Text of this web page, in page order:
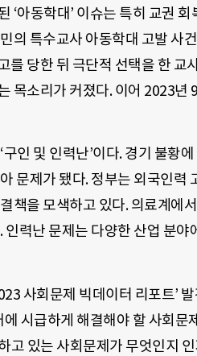
‘아동학대’ 이슈는 특히 교권
의 특수교사 아동학대 고발 사
를 당한 뒤 극단적 선택을 한 교
목소리가 커졌다. 이어 2023년
인 및 인력난’이다. 경기 불황
문제가 됐다. 정부는 외국인력
책을 모색하고 있다. 의료계에
인력난 문제는 다양한 산업 분야
사회문제 빅데이터 리포트’
시급하게 해결해야 할 사회문
고 있는 사회문제가 무엇인지